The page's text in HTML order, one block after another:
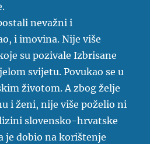
nevažni i
i imovina. Nije više
su pozivale Izbrisane
svijetu. Povukao se u
životom. A zbog želje
i ženi, nije više poželio ni
slovensko-hrvatske
je dobio na korištenje